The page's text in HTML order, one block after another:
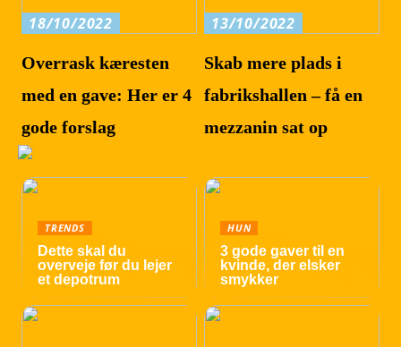
18/10/2022
Overrask kæresten
med en gave: Her er 4
gode forslag
13/10/2022
Skab mere plads i
fabrikshallen – få en
mezzanin sat op
TRENDS
Dette skal du
overveje før du lejer
et depotrum
HUN
3 gode gaver til en
kvinde, der elsker
smykker